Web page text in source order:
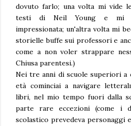
dovuto farlo; una volta mi vide
testi di Neil Young e mi
impressionata; un'altra volta mi
storielle buffe sui professori e
come a non voler strappare
Chiusa parentesi.)
Nei tre anni di scuole superiori a
età cominciai a navigare
libri, nel mio tempo fuori dalla
parte rare eccezioni (come i
scolastico prevedeva personaggi